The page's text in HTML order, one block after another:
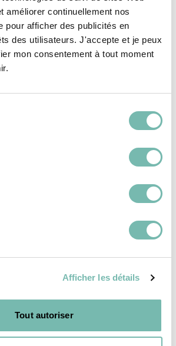
améliorer continuellement nos
pour afficher des publicités en
des utilisateurs. J'accepte et je peux
mon consentement à tout moment
Afficher les détails
Tout autoriser
Robe Courte Fluide
Zébrée Essentiel